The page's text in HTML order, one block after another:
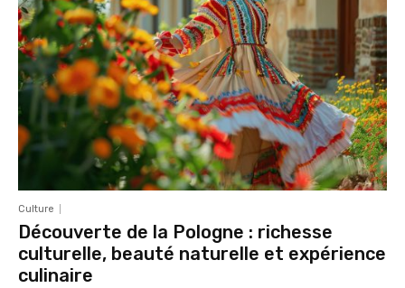
Culture
Découverte de la Pologne : richesse
culturelle, beauté naturelle et expérience
culinaire